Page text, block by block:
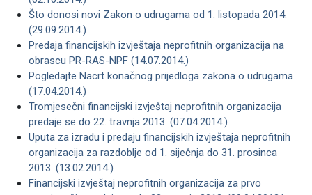
Što donosi novi Zakon o udrugama od 1. listopada 2014.
(29.09.2014.)
Predaja financijskih izvještaja neprofitnih organizacija na
obrascu PR-RAS-NPF (14.07.2014.)
Pogledajte Nacrt konačnog prijedloga zakona o udrugama
(17.04.2014.)
Tromjesečni financijski izvještaj neprofitnih organizacija
predaje se do 22. travnja 2013. (07.04.2014.)
Uputa za izradu i predaju financijskih izvještaja neprofitnih
organizacija za razdoblje od 1. siječnja do 31. prosinca
2013. (13.02.2014.)
Financijski izvještaj neprofitnih organizacija za prvo